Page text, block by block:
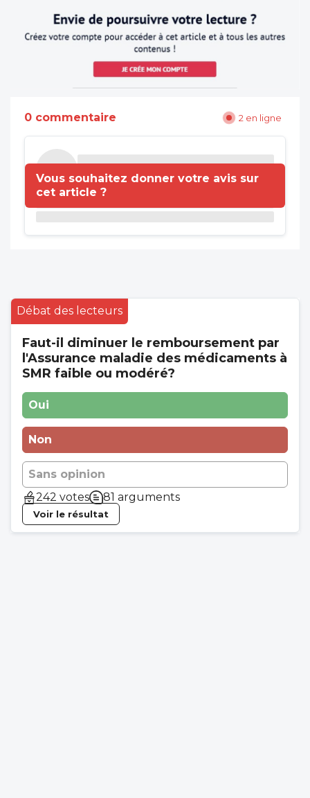
0 commentaire 2 en ligne
Vous souhaitez donner votre avis sur
cet article ?
Débat des lecteurs
Faut-il diminuer le remboursement par
l'Assurance maladie des médicaments à
SMR faible ou modéré?
Oui
Non
Sans opinion
242 votes
81 arguments
Voir le résultat